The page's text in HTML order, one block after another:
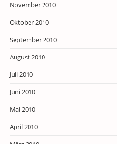
November 2010
Oktober 2010
September 2010
August 2010
Juli 2010
Juni 2010
Mai 2010
April 2010